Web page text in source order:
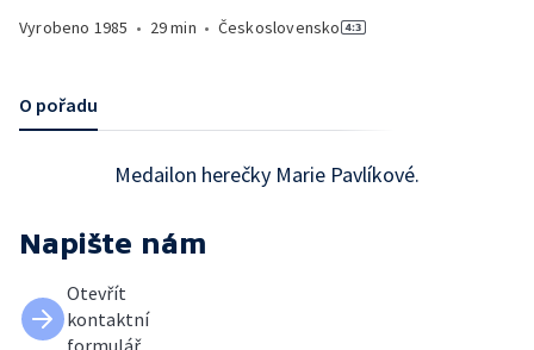
Vyrobeno 1985 • 29 min • Československo
O pořadu
Medailon herečky Marie Pavlíkové.
Napište nám
Otevřít
kontaktní
formulář